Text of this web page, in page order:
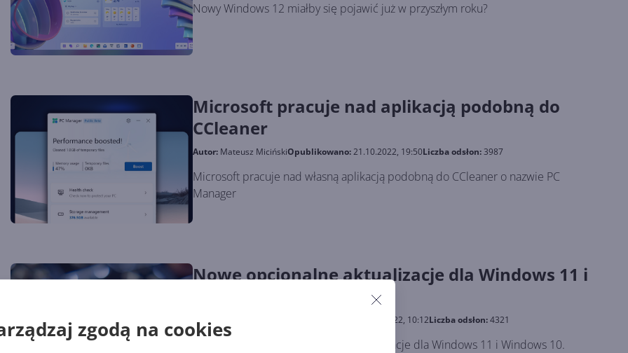
zgodą na cookies
Nowy Windows 12 miałby się pojawić już w przyszłym roku?
Microsoft pracuje nad aplikacją podobną do
CCleaner
Autor: Mateusz MicińskiOpublikowano:21.10.2022, 19:50Liczba odsłon:3987
Microsoft pracuje nad własną aplikacją podobną do CCleaner o nazwie PC
Manager
Nowe opcjonalne aktualizacje dla Windows 11 i
Autor: 27.01.2022, 10:12Liczba odsłon:4321
Wczoraj pojawiły się opcjonalne aktualizacje dla Windows 11 i Windows 10.